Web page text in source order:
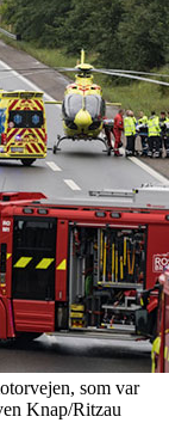
som var
Knap/Ritzau